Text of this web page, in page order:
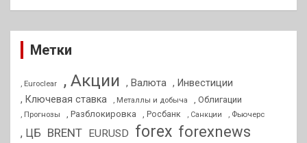
Метки
, Euroclear , Акции , Валюта , Инвестиции
, Ключевая ставка
, Металлы и добыча , Облигации
, Прогнозы , Разблокировка , Росбанк , Санкции , Фьючерс
, ЦБ BRENT EURUSD forex forexnews